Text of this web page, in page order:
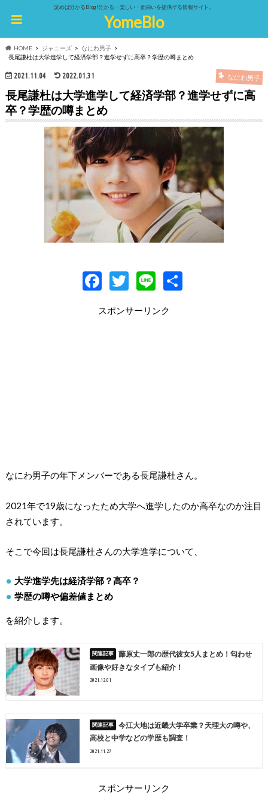
読めば分かるBlog!分かる・楽しい・面白いを提供する情報サイト。
YomeBlo
HOME ジャニーズ
なにわ男子
長尾謙杜は大学進学して経済学部？進学せずに高卒？学歴の噂まとめ
2021.11.04 2022.01.31 なにわ男子
長尾謙杜は大学進学して経済学部？進学せずに高
卒？学歴の噂まとめ
F
e
T
itt
Li
e
共
スポンサーリンク
なにわ男子の年下メンバーである長尾謙杜さん。
2021年で19歳になったため大学へ進学したのか高卒なのか注目
されています。
そこで今回は長尾謙杜さんの大学進学について
大学進学先は経済学部？高卒？
学歴の噂や偏差値まとめ
を紹介します。
藤原丈一郎の歴代彼女5人まとめ！匂わせ
画像や好きなタイプも紹介！
2021.12.01
今江大地は近畿大学卒業？天理大の噂や、
高校と中学などの学歴も調査！
2021.11.27
スポンサーリンク